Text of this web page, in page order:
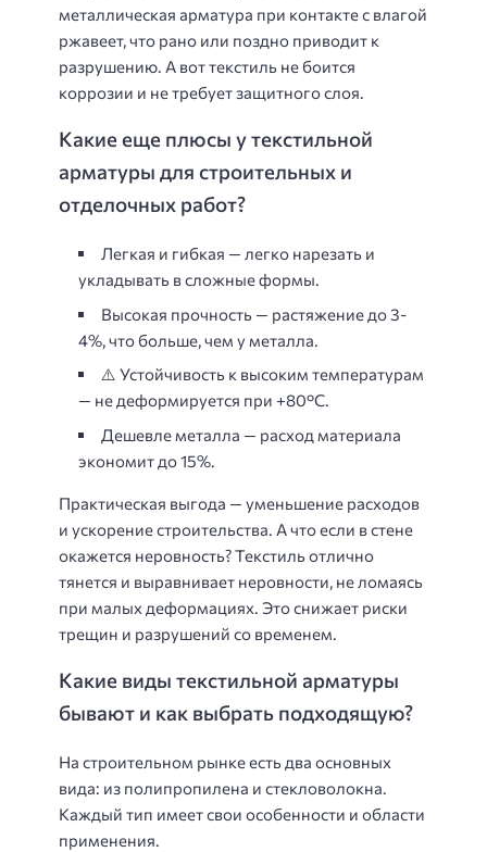
металлическая арматура при контакте с влагой
ржавеет, что рано или поздно приводит к
разрушению. А вот текстиль не боится
коррозии и не требует защитного слоя.
Какие еще плюсы у текстильной
арматуры для строительных и
отделочных работ?
Легкая и гибкая — легко нарезать и
укладывать в сложные формы.
Высокая прочность — растяжение до 3-
4%, что больше, чем у металла.
⚠️ Устойчивость к высоким температурам
— не деформируется при +80°C.
Дешевле металла — расход материала
экономит до 15%.
Практическая выгода — уменьшение расходов
и ускорение строительства. А что если в стене
окажется неровность? Текстиль отлично
тянется и выравнивает неровности, не ломаясь
при малых деформациях. Это снижает риски
трещин и разрушений со временем.
Какие виды текстильной арматуры
бывают и как выбрать подходящую?
На строительном рынке есть два основных
вида: из полипропилена и стекловолокна.
Каждый тип имеет свои особенности и области
применения.